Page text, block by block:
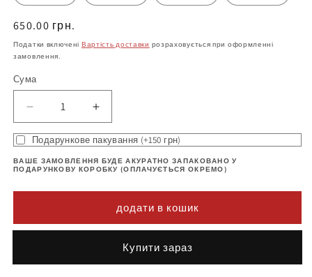
Нормальна
ціна
650.00 грн.
Податки включені Вартість доставки розраховується при оформленні
замовлення.
Сума
Зменшіть
кількість
Футболка
з
принтом
Збільшити
кількість
продукту
Футболка
з
(dn23)
Подарункове пакування (+150 грн)
ВАШЕ ЗАМОВЛЕННЯ БУДЕ АКУРАТНО ЗАПАКОВАНО У
ПОДАРУНКОВУ КОРОБКУ (ОПЛАЧУЄТЬСЯ ОКРЕМО)
додати в кошик
Buy it now